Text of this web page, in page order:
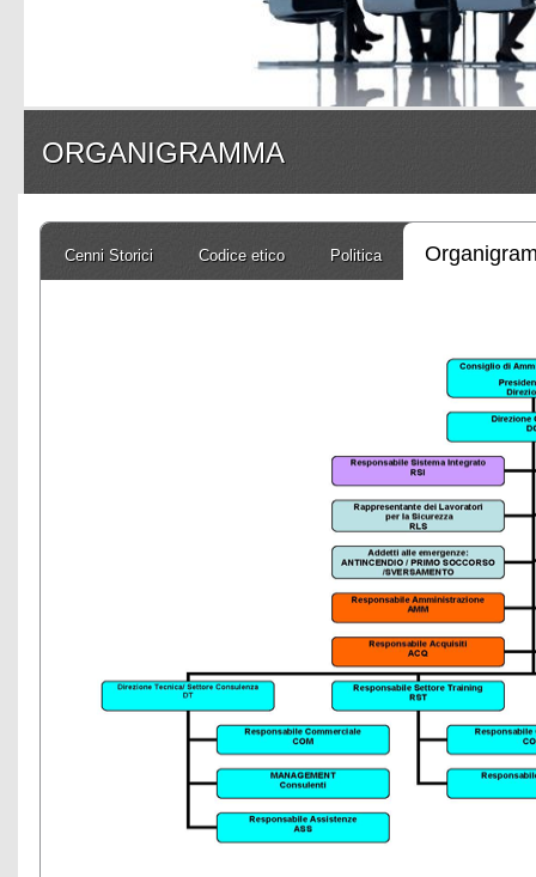
ORGANIGRAMMA
Cenni Storici Codice etico Politica